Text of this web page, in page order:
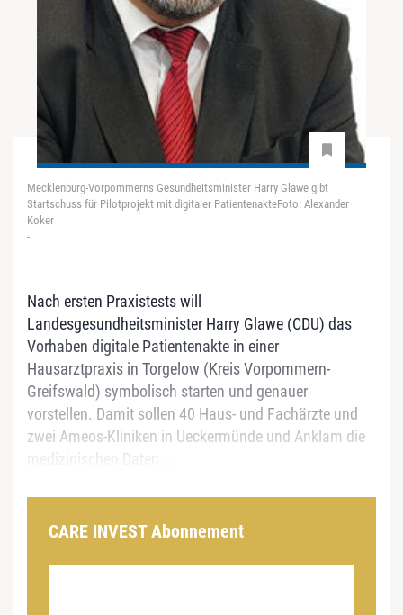
Mecklenburg-Vorpommerns Gesundheitsminister Harry Glawe gibt
Startschuss für Pilotprojekt mit digitaler PatientenakteFoto: Alexander
Koker
-
Nach ersten Praxistests will
Landesgesundheitsminister Harry Glawe (CDU) das
Vorhaben digitale Patientenakte in einer
Hausarztpraxis in Torgelow (Kreis Vorpommern-
Greifswald) symbolisch starten und genauer
vorstellen. Damit sollen 40 Haus- und Fachärzte und
zwei Ameos-Kliniken in Ueckermünde und Anklam die
medizinischen Daten...
CARE INVEST Abonnement